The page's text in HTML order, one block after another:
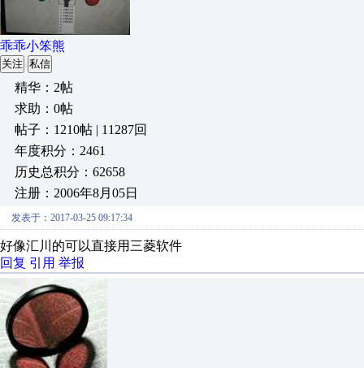
乖乖小笨熊
关注 私信
精华：2帖
求助：0帖
帖子：1210帖 | 11287回
年度积分：2461
历史总积分：62658
注册：2006年8月05日
发表于：2017-03-25 09:17:34
好像汇川的可以直接用三菱软件
回复 引用 举报